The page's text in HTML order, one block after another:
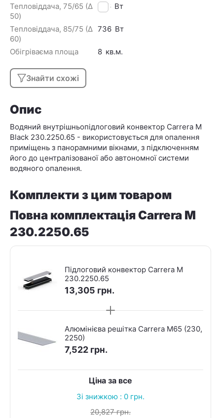
Тепловіддача, 75/65 (Δ
50)
606 Вт
Тепловіддача, 85/75 (Δ
60)
736 Вт
Обігріваєма площа 8 кв.м.
Знайти схожі
Опис
Водяний внутрішньопідлоговий конвектор Carrera M
Black 230.2250.65 - використовується для опалення
приміщень з панорамними вікнами, з підключенням
його до централізованої або автономної системи
водяного опалення.
Комплекти з цим товаром
Повна комплектація Carrera M
230.2250.65
Підлоговий конвектор Carrera M
230.2250.65
13,305 грн.
Алюмінієва решітка Carrera M65 (230,
2250)
7,522 грн.
Ціна за все
Зі знижкою : 0 грн.
20,827грн.